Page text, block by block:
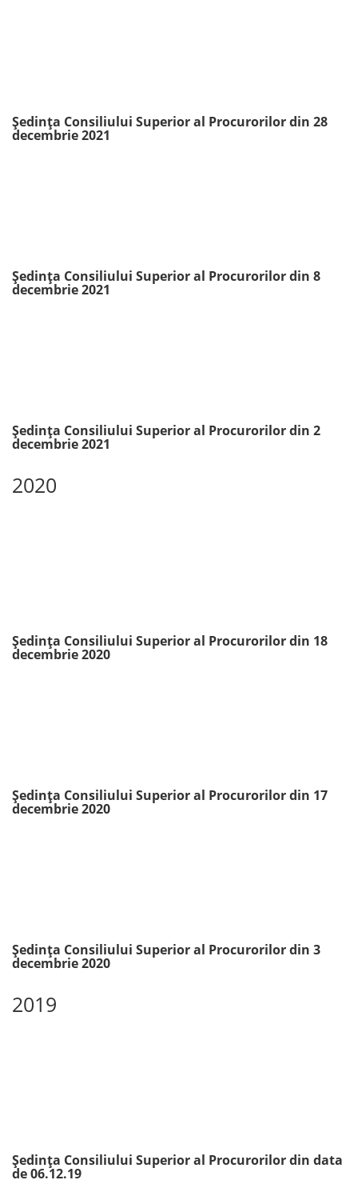
Ședința Consiliului Superior al Procurorilor din 28
decembrie 2021
Ședința Consiliului Superior al Procurorilor din 8
decembrie 2021
Ședința Consiliului Superior al Procurorilor din 2
decembrie 2021
2020
Ședința Consiliului Superior al Procurorilor din 18
decembrie 2020
Ședința Consiliului Superior al Procurorilor din 17
decembrie 2020
Ședința Consiliului Superior al Procurorilor din 3
decembrie 2020
2019
Ședința Consiliului Superior al Procurorilor din data
de 06.12.19